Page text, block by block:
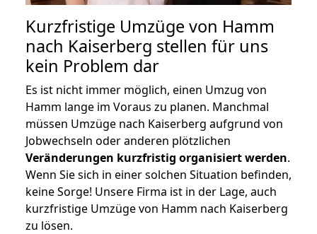
Kurzfristige Umzüge von Hamm
nach Kaiserberg stellen für uns
kein Problem dar
Es ist nicht immer möglich, einen Umzug von
Hamm lange im Voraus zu planen. Manchmal
müssen Umzüge nach Kaiserberg aufgrund von
Jobwechseln oder anderen plötzlichen
Veränderungen kurzfristig organisiert werden.
Wenn Sie sich in einer solchen Situation befinden,
keine Sorge! Unsere Firma ist in der Lage, auch
kurzfristige Umzüge von Hamm nach Kaiserberg
zu lösen.